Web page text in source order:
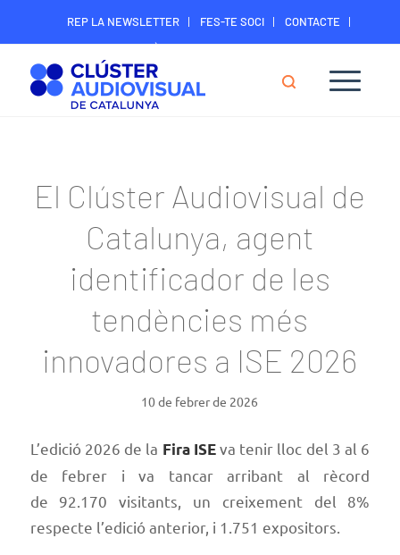
REP LA NEWSLETTER FES-TE SOCI
CONTACTE
ÀREA DIGITAL SOCIS
El Clúster Audiovisual de
Catalunya, agent
identificador de les
tendències més
innovadores a ISE 2026
10 de febrer de 2026
L’edició 2026 de la Fira ISEva tenir lloc del 3 al 6
de febrer i va tancar arribant al rècord
de 92.170 visitants, un creixement del 8%
respecte l’edició anterior, i 1.751 expositors.